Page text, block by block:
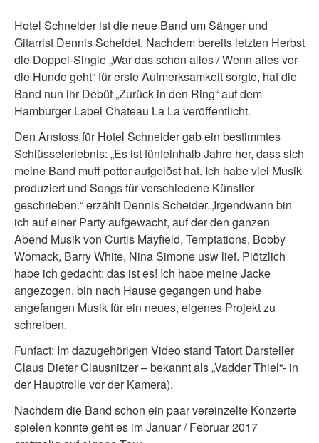
Hotel Schneider ist die neue Band um Sänger und
Gitarrist Dennis Scheidet. Nachdem bereits letzten Herbst
die Doppel-Single „War das schon alles / Wenn alles vor
die Hunde geht“ für erste Aufmerksamkeit sorgte, hat die
Band nun ihr Debüt „Zurück in den Ring“ auf dem
Hamburger Label Chateau La La veröffentlicht.
Den Anstoss für Hotel Schneider gab ein bestimmtes
Schlüsselerlebnis: „Es ist fünfeinhalb Jahre her, dass sich
meine Band muff potter aufgelöst hat. Ich habe viel Musik
produziert und Songs für verschiedene Künstler
geschrieben.“ erzählt Dennis Scheider.„Irgendwann bin
ich auf einer Party aufgewacht, auf der den ganzen
Abend Musik von Curtis Mayfield, Temptations, Bobby
Womack, Barry White, Nina Simone usw lief. Plötzlich
habe ich gedacht: das ist es! Ich habe meine Jacke
angezogen, bin nach Hause gegangen und habe
angefangen Musik für ein neues, eigenes Projekt zu
schreiben.
Funfact: Im dazugehörigen Video stand Tatort Darsteller
Claus Dieter Clausnitzer – bekannt als „Vadder Thiel“- in
der Hauptrolle vor der Kamera).
Nachdem die Band schon ein paar vereinzelte Konzerte
spielen konnte geht es im Januar / Februar 2017